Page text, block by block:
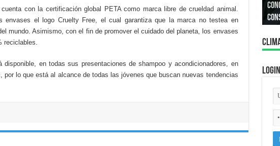
con la certificación global PETA como marca libre de crueldad animal.
envases el logo Cruelty Free, el cual garantiza que la marca no testea en
mundo. Asimismo, con el fin de promover el cuidado del planeta, los envases
reciclables.
disponible, en todas sus presentaciones de shampoo y acondicionadores, en
por lo que está al alcance de todas las jóvenes que buscan nuevas tendencias
Login